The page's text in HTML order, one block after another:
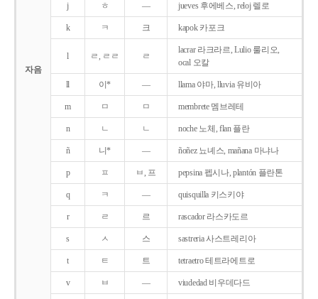
자음
j ㅎ ― jueves 후에베스, reloj 렐로
k ㅋ 크 kapok 카포크
l ㄹ, ㄹㄹ ㄹ
lacrar 라크라르, Lulio 룰리오,
ocal 오칼
ll 이* ― llama 야마, lluvia 유비아
m ㅁ ㅁ membrete 멤브레테
n ㄴ ㄴ noche 노체, flan 플란
ñ 니* ― ñoñez 뇨녜스, mañana 마냐나
p ㅍ ㅂ, 프 pepsina 펩시나, plantón 플란톤
q ㅋ ― quisquilla 키스키야
r ㄹ 르 rascador 라스카도르
s ㅅ 스 sastreria 사스트레리아
t ㅌ 트 tetraetro 테트라에트로
v ㅂ ― viudedad 비우데다드